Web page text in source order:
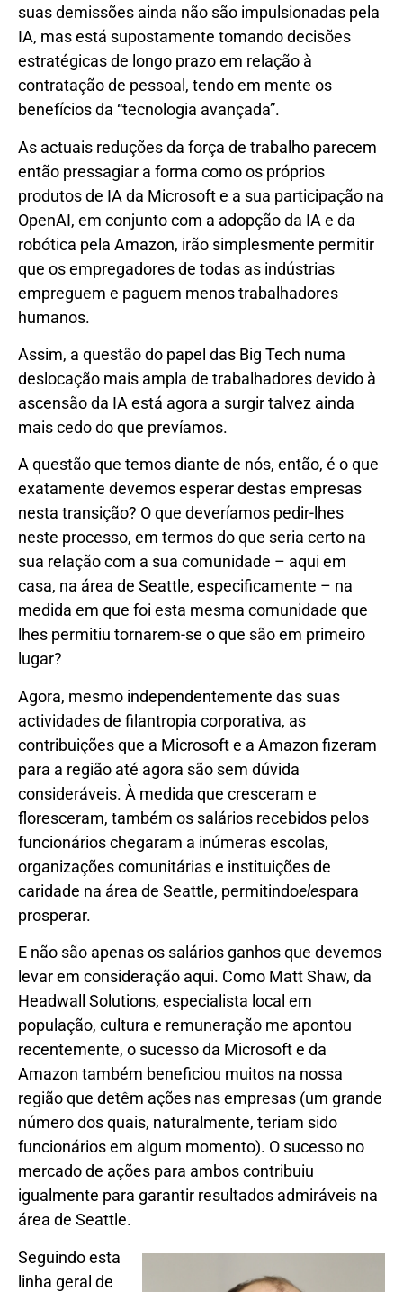
suas demissões ainda não são impulsionadas pela
IA, mas está supostamente tomando decisões
estratégicas de longo prazo em relação à
contratação de pessoal, tendo em mente os
benefícios da “tecnologia avançada”.
As actuais reduções da força de trabalho parecem
então pressagiar a forma como os próprios
produtos de IA da Microsoft e a sua participação na
OpenAI, em conjunto com a adopção da IA ​​e da
robótica pela Amazon, irão simplesmente permitir
que os empregadores de todas as indústrias
empreguem e paguem menos trabalhadores
humanos.
Assim, a questão do papel das Big Tech numa
deslocação mais ampla de trabalhadores devido à
ascensão da IA ​​está agora a surgir talvez ainda
mais cedo do que prevíamos.
A questão que temos diante de nós, então, é o que
exatamente devemos esperar destas empresas
nesta transição? O que deveríamos pedir-lhes
neste processo, em termos do que seria certo na
sua relação com a sua comunidade – aqui em
casa, na área de Seattle, especificamente – na
medida em que foi esta mesma comunidade que
lhes permitiu tornarem-se o que são em primeiro
lugar?
Agora, mesmo independentemente das suas
actividades de filantropia corporativa, as
contribuições que a Microsoft e a Amazon fizeram
para a região até agora são sem dúvida
consideráveis. À medida que cresceram e
floresceram, também os salários recebidos pelos
funcionários chegaram a inúmeras escolas,
organizações comunitárias e instituições de
caridade na área de Seattle, permitindoelespara
prosperar.
E não são apenas os salários ganhos que devemos
levar em consideração aqui. Como Matt Shaw, da
Headwall Solutions, especialista local em
população, cultura e remuneração me apontou
recentemente, o sucesso da Microsoft e da
Amazon também beneficiou muitos na nossa
região que detêm ações nas empresas (um grande
número dos quais, naturalmente, teriam sido
funcionários em algum momento). O sucesso no
mercado de ações para ambos contribuiu
igualmente para garantir resultados admiráveis ​​na
área de Seattle.
Seguindo esta
linha geral de